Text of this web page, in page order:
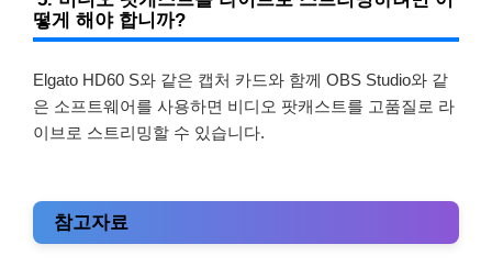
떻게 해야 합니까?
Elgato HD60 S와 같은 캡처 카드와 함께 OBS Studio와 같
은 소프트웨어를 사용하면 비디오 팟캐스트를 고품질로 라
이브로 스트리밍할 수 있습니다.
참고자료